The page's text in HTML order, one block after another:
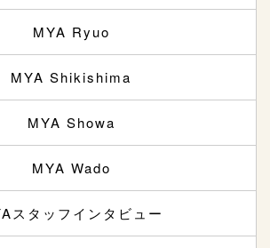
MYA Ryuo
MYA Shikishima
MYA Showa
MYA Wado
スタッフインタビュー